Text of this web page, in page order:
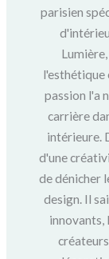
parisien
l'esthétique
passion l'a
carrière
intérieure.
d'une
de dénicher
design. Il
innovants,